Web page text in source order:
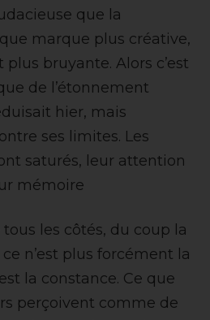
que la
marque plus créative,
bruyante. Alors c’est
de l’étonnement
hier, mais
ses limites. Les
saturés, leur attention
mémoire
les côtés, du coup la
n’est plus forcément la
la constance. Ce que
perçoivent comme de